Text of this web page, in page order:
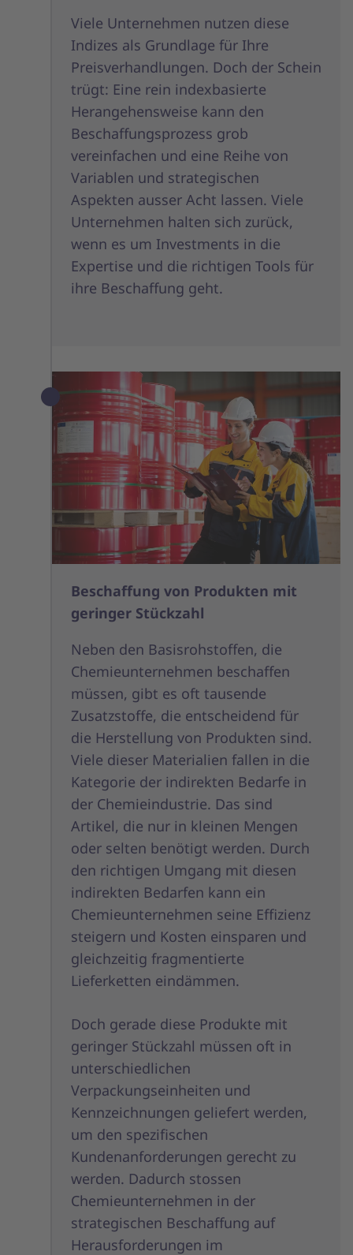
Viele Unternehmen nutzen diese
Indizes als Grundlage für Ihre
Preisverhandlungen. Doch der Schein
trügt: Eine rein indexbasierte
Herangehensweise kann den
Beschaffungsprozess grob
vereinfachen und eine Reihe von
Variablen und strategischen
Aspekten ausser Acht lassen. Viele
Unternehmen halten sich zurück,
wenn es um Investments in die
Expertise und die richtigen Tools für
ihre Beschaffung geht.
Beschaffung von Produkten mit
geringer Stückzahl
Neben den Basisrohstoffen, die
Chemieunternehmen beschaffen
müssen, gibt es oft tausende
Zusatzstoffe, die entscheidend für
die Herstellung von Produkten sind.
Viele dieser Materialien fallen in die
Kategorie der indirekten Bedarfe in
der Chemieindustrie. Das sind
Artikel, die nur in kleinen Mengen
oder selten benötigt werden. Durch
den richtigen Umgang mit diesen
indirekten Bedarfen kann ein
Chemieunternehmen seine Effizienz
steigern und Kosten einsparen und
gleichzeitig fragmentierte
Lieferketten eindämmen.
Doch gerade diese Produkte mit
geringer Stückzahl müssen oft in
unterschiedlichen
Verpackungseinheiten und
Kennzeichnungen geliefert werden,
um den spezifischen
Kundenanforderungen gerecht zu
werden. Dadurch stossen
Chemieunternehmen in der
strategischen Beschaffung auf
Herausforderungen im